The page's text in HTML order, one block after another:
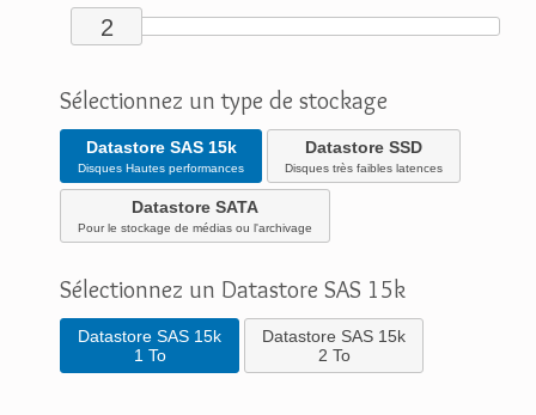
2
Sélectionnez un type de stockage
Datastore SAS 15k
Disques Hautes performances
Datastore SSD
Disques très faibles latences
Datastore SATA
Pour le stockage de médias ou l'archivage
Sélectionnez un Datastore SAS 15k
Datastore SAS 15k
1 To
Datastore SAS 15k
2 To